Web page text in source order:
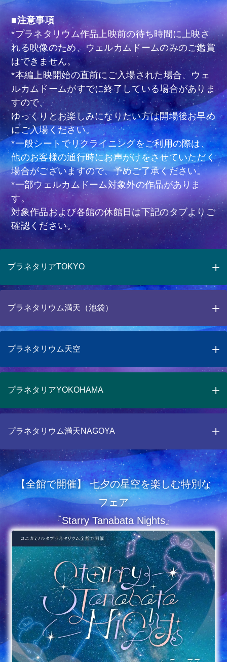
■注意事項
*プラネタリウム作品上映前の待ち時間に上映さ
れる映像のため、ウェルカムドームのみのご鑑賞
はできません。
*本編上映開始の直前にご入場された場合、ウェ
ルカムドームがすでに終了している場合がありま
すので、
ゆっくりとお楽しみになりたい方は開場後お早め
にご入場ください。
*一般シートでリクライニングをご利用の際は、
他のお客様の通行時にお声がけをさせていただく
場合がございますので、予めご了承ください。
*一部ウェルカムドーム対象外の作品がありま
す。
対象作品および各館の休館日は下記のタブよりご
確認ください。
プラネタリアTOKYO
プラネタリウム満天（池袋）
プラネタリウム天空
プラネタリアYOKOHAMA
プラネタリウム満天NAGOYA
【全館で開催】 七夕の星空を楽しむ特別な
フェア
『Starry Tanabata Nights』